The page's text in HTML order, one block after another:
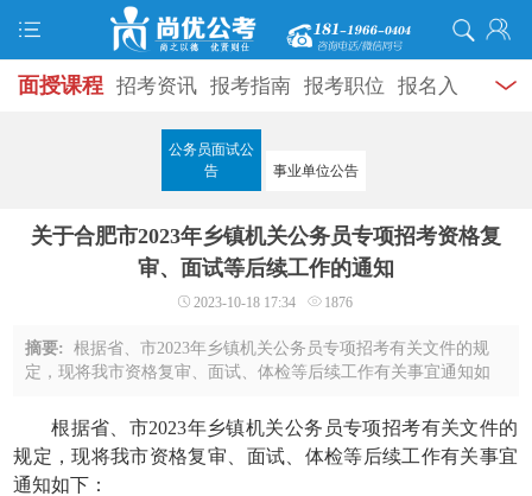
面授课程 招考资讯 报考指南 报考职位 报名入
成绩查询 面试公告
考试题库 模拟试题
政热点 视频课堂 学员风采 名师团队 考试专题
公务员面试公
告
事业单位公告
关于合肥市2023年乡镇机关公务员专项招考资格复
审、面试等后续工作的通知
2023-10-18 17:34 1876
摘要:根据省、市2023年乡镇机关公务员专项招考有关文件的规
定，现将我市资格复审、面试、体检等后续工作有关事宜通知如
审核方式（地址见附件1）。资格复审时间 ...
根据省、市2023年乡镇机关公务员专项招考有关文件的
规定，现将我市资格复审、面试、体检等后续工作有关事宜
通知如下：